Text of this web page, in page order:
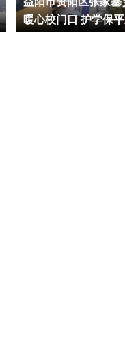
暖心校门口 护学